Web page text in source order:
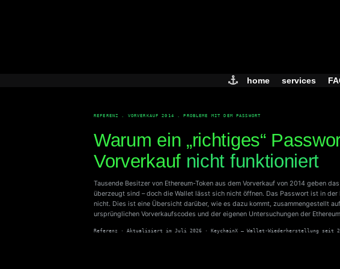
home services
REFERENZ . VORVERKAUF 2014 . PROBLEME MIT DEM PASSWORT
Warum ein „richtiges“
Vorverkauf nicht funktioniert
Tausende Besitzer von Ethereum-Token aus dem Vorverkauf von 2014 geben
überzeugt sind – doch die Wallet lässt sich nicht öffnen. Das Passwort ist in
nicht. Dies ist eine Übersicht darüber, wie es dazu kommt, zusammengestellt
ursprünglichen Vorverkaufscodes und der eigenen Untersuchungen der
Referenz · Aktualisiert im Juli 2026 · KeychainX – Wallet-Wiederherstellung seit